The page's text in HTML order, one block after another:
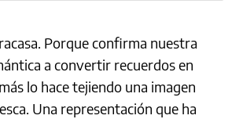
Porque confirma nuestra
a convertir recuerdos en
lo hace tejiendo una imagen
Una representación que ha